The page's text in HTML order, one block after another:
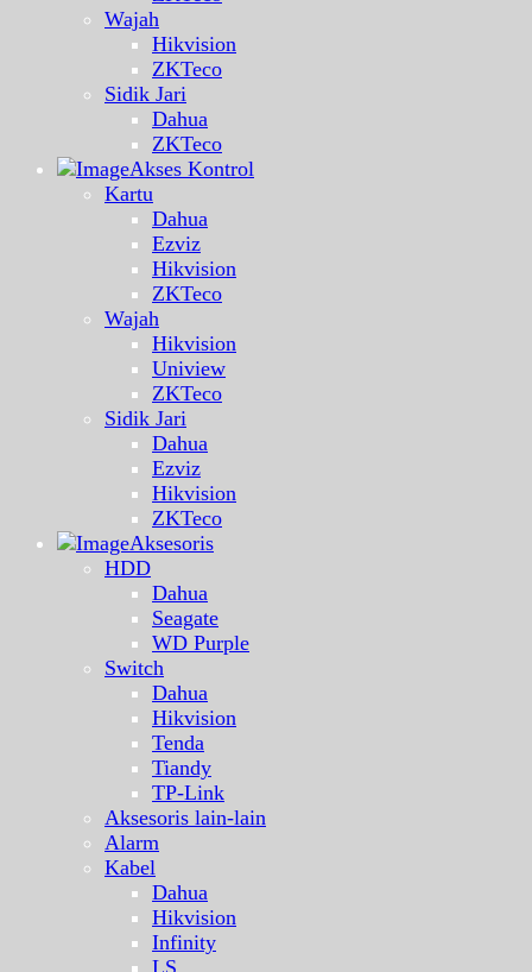
Wajah
Hikvision
ZKTeco
Sidik Jari
Dahua
ZKTeco
Akses Kontrol
Kartu
Dahua
Ezviz
Hikvision
ZKTeco
Wajah
Hikvision
Uniview
ZKTeco
Sidik Jari
Dahua
Ezviz
Hikvision
ZKTeco
Aksesoris
HDD
Dahua
Seagate
WD Purple
Switch
Dahua
Hikvision
Tenda
Tiandy
TP-Link
Aksesoris lain-lain
Alarm
Kabel
Dahua
Hikvision
Infinity
LS